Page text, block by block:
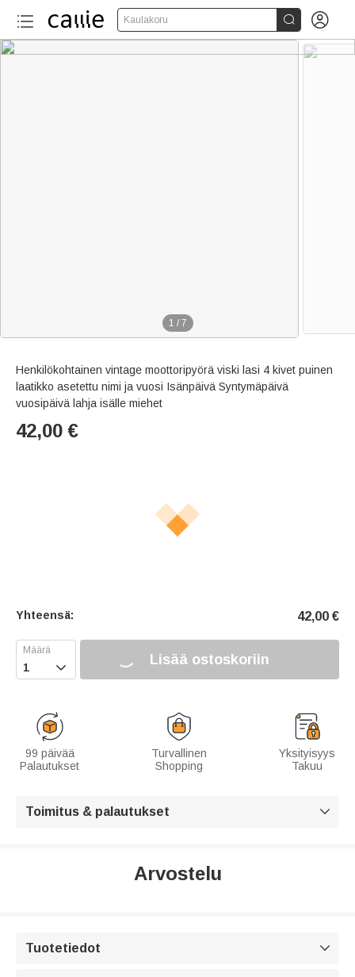
Kaulakoru  
1 / 7
Henkilökohtainen vintage moottoripyörä viski lasi 4 kivet puinen
laatikko asetettu nimi ja vuosi Isänpäivä Syntymäpäivä
vuosipäivä lahja isälle miehet
42,00 €
Yhteensä: 42,00 €
 Lisää ostoskoriin
99 päivää
Palautukset
Turvallinen
Shopping
Yksityisyys
Takuu
Toimitus & palautukset 
Arvostelu
Tuotetiedot 